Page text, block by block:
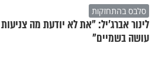
סלבס בהתחזקות
לינור אברג'יל: "את לא יודעת מה צניעות
עושה בשמיים"